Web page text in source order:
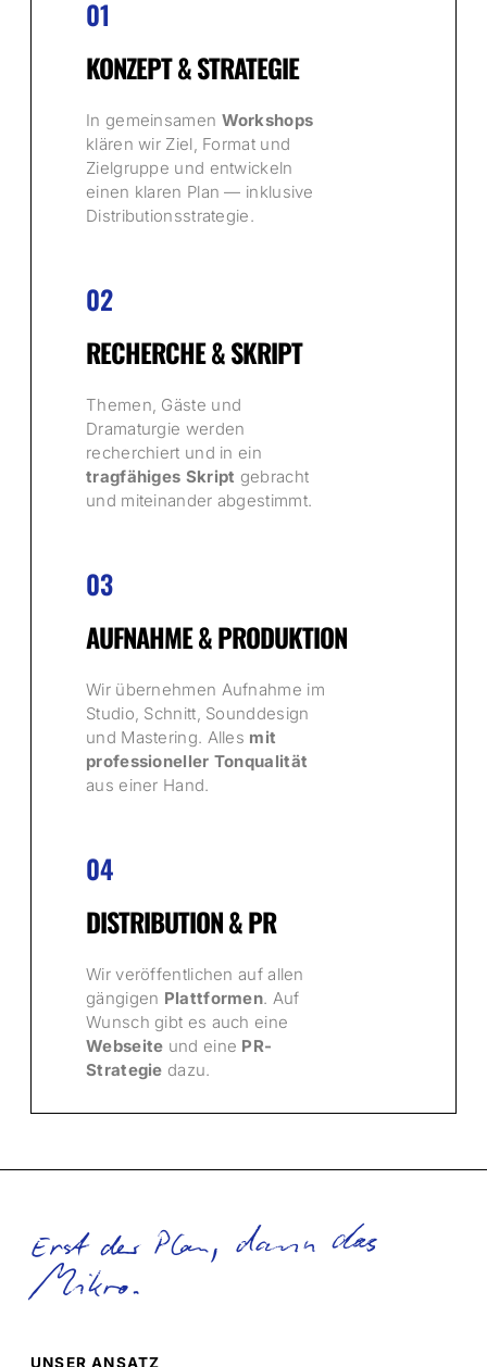
01
KONZEPT & STRATEGIE
In gemeinsamen Workshops
klären wir Ziel, Format und
Zielgruppe und entwickeln
einen klaren Plan — inklusive
Distributionsstrategie.
02
RECHERCHE & SKRIPT
Themen, Gäste und
Dramaturgie werden
recherchiert und in ein
tragfähiges Skript gebracht
und miteinander abgestimmt.
03
AUFNAHME & PRODUKTION
Wir übernehmen Aufnahme im
Studio, Schnitt, Sounddesign
und Mastering. Alles mit
professioneller Tonqualität
aus einer Hand.
04
DISTRIBUTION & PR
Wir veröffentlichen auf allen
gängigen Plattformen. Auf
Wunsch gibt es auch eine
Webseite und eine PR-
Strategie dazu.
Erst der Plan, dann das
Mikro.
UNSER ANSATZ